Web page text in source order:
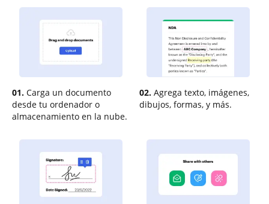
01. Carga un documento
desde tu ordenador o
almacenamiento en la nube.
02. Agrega texto, imágenes,
dibujos, formas, y más.